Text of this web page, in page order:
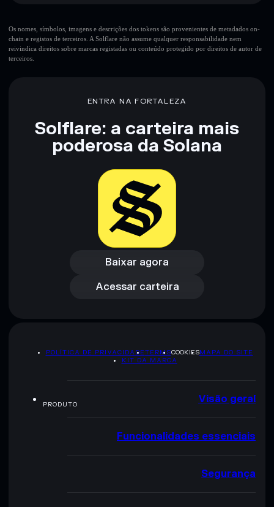
Os nomes, símbolos, imagens e descrições dos tokens são provenientes de metadados on-
chain e registos de terceiros. A Solflare não assume qualquer responsabilidade nem
reivindica direitos sobre marcas registadas ou conteúdo protegido por direitos de autor de
terceiros.
ENTRA NA FORTALEZA
Solflare: a carteira mais
poderosa da Solana
Baixar agora
Baixar agora
Acessar carteira
Acessar carteira
POLÍTICA DE PRIVACIDADETERMSCOOKIESMAPA DO SITE
KIT DA MARCA
PRODUTO Visão geral
Funcionalidades essenciais
Segurança